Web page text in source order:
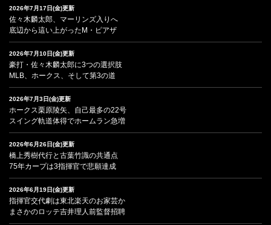
2026年7月17日(金)更新
佐々木麟太郎、マーリンズ入りへ
底辺から這い上がったM・ピアザ
2026年7月10日(金)更新
豪打・佐々木麟太郎に3つの選択肢
MLB、ホークス、そして第3の道
2026年7月3日(金)更新
ホークス栗原陵矢、自己最多の22号
スイング軌道体得でホームラン急増
2026年6月26日(金)更新
橋上秀樹代行と古葉竹識の共通点
75年カープは3指揮官で悲願達成
2026年6月19日(金)更新
指揮官交代劇は東北楽天のお家芸か
まさかのロッテ吉井理人前監督招聘